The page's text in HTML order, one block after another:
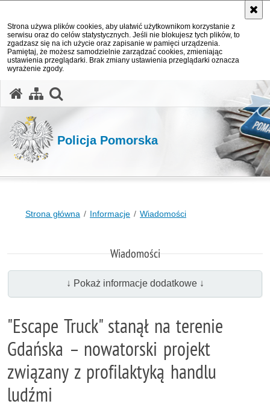
Strona używa plików cookies, aby ułatwić użytkownikom korzystanie z
serwisu oraz do celów statystycznych. Jeśli nie blokujesz tych plików, to
zgadzasz się na ich użycie oraz zapisanie w pamięci urządzenia.
Pamiętaj, że możesz samodzielnie zarządzać cookies, zmieniając
ustawienia przeglądarki. Brak zmiany ustawienia przeglądarki oznacza
wyrażenie zgody.
Policja Pomorska
Strona główna Informacje Wiadomości
Wiadomości
↓ Pokaż informacje dodatkowe ↓
"Escape Truck" stanął na terenie
Gdańska – nowatorski projekt
związany z profilaktyką handlu
ludźmi